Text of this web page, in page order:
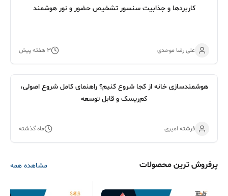
کاربردها و جذابیت سنسور تشخیص حضور و نور هوشمند
۳ هفته پیش علی رضا موحدی
هوشمندسازی خانه از کجا شروع کنیم؟ راهنمای کامل شروع اصولی،
کم‌ریسک و قابل توسعه
ماه گذشته فرشته امیری
پرفروش ترین محصولات مشاهده همه